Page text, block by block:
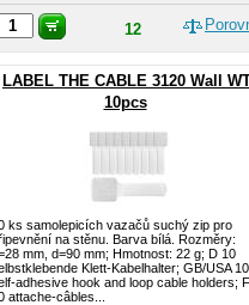
12
LABEL THE CABLE 3120 Wall
10pcs
ks samolepicích vazačů suchý zip pro
na stěnu. Barva bílá. Rozměry:
mm, d=90 mm; Hmotnost: 22 g; D 10
Klett-Kabelhalter; GB/USA 10
adhesive hook and loop cable holders; F
attache-câbles...